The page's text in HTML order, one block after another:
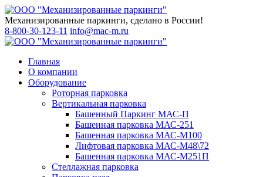
Механизированные паркинги, сделано в России!
8-800-30-123-11 info@mac-m.ru
Главная
О компании
Оборудование
Роторная парковка
Вертикальная парковка
Башенный Паркинг МАС-П
Башенная парковка МАС-251
Башенная парковка МАС-М100
Лифтовая парковка МАС-М48\72
Башенная парковка МАС-М251П
Стеллажная парковка